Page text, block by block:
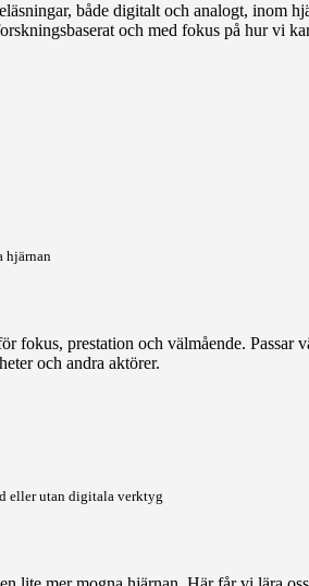
både digitalt och analogt, inom
och med fokus på hur vi
hjärnan
fokus, prestation och välmående. Passar
och andra aktörer.
eller utan digitala verktyg